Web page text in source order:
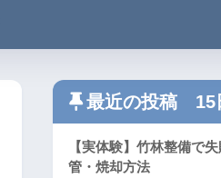
最近の投稿 15
【実体験】竹林整備で
管・焼却方法